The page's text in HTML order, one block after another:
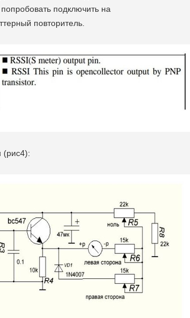
подключить на
повторитель.
(рис4):